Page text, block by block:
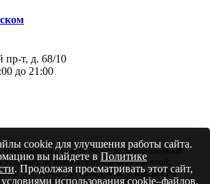
т, д. 68/10
до 21:00
Информация на сайте носит информационный
условиях не являются публичной офертой,
Статьи 437 (2) Гражданского кодекса РФ
cookie для улучшения работы сайта.
вы найдете вПолитике
. Продолжая просматривать этот сайт,
использования cookie–файлов.